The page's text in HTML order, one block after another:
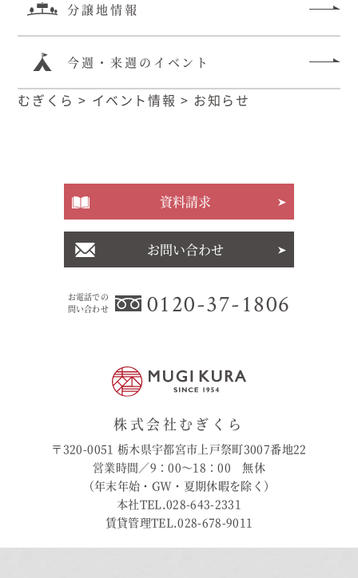
分譲地情報
今週・来週のイベント
むぎくら > イベント情報 > お知らせ
お電話での
問い合わせ
0120-37-1806
資料請求
お問い合わせ
株式会社むぎくら
〒320-0051 栃木県宇都宮市上戸祭町3007番地22
営業時間／9：00〜18：00 無休
（年末年始・GW・夏期休暇を除く）
本社TEL.028-643-2331
賃貸管理TEL.028-678-9011